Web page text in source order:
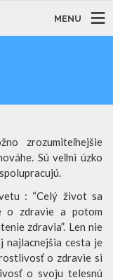
MENU
zrozumiteľnejšie
Sú veľmi úzko
: “Celý život sa
o zdravie a potom
zdravia”. Len nie
najlacnejšia cesta je
o zdravie si
o svoju telesnú